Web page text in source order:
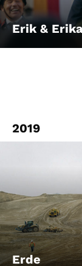
Erik &
2019
Erde